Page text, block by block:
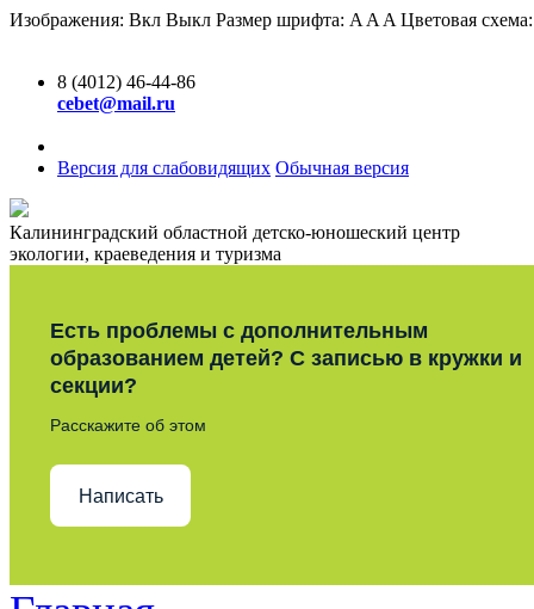
Изображения: Вкл Выкл Размер шрифта: A A A Цветовая
8 (4012) 46-44-86
cebet@mail.ru
Версия для слабовидящих Обычная версия
Калининградский областной детско-юношеский центр
экологии, краеведения и туризма
Есть проблемы с дополнительным
образованием детей? С записью в кружки и
секции?
Расскажите об этом
Написать